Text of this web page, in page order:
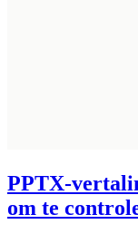
PPTX-
om te